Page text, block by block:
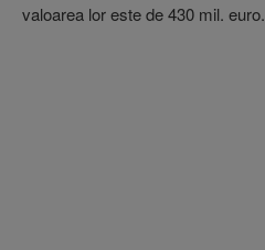
valoarea lor este de 430 mil. euro.